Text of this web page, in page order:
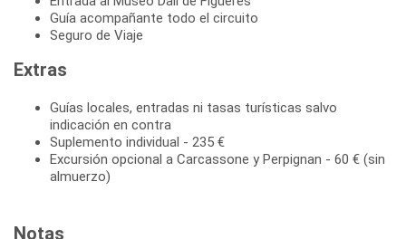
Guía acompañante todo el circuito
Seguro de Viaje
Extras
Guías locales, entradas ni tasas turísticas salvo
indicación en contra
Suplemento individual - 235 €
Excursión opcional a Carcassone y Perpignan - 60 € (sin
almuerzo)
Notas